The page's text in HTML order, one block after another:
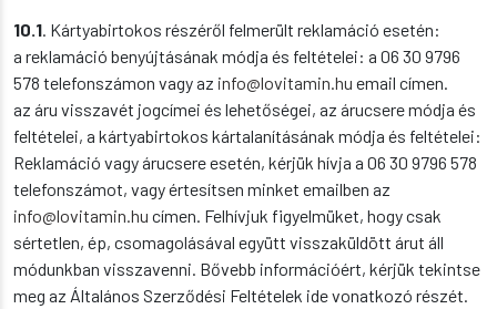
10.1. Kártyabirtokos részéről felmerült reklamáció esetén:
a reklamáció benyújtásának módja és feltételei: a 06 30 9796
578 telefonszámon vagy az info@lovitamin.hu email címen.
az áru visszavét jogcímei és lehetőségei, az árucsere módja és
feltételei, a kártyabirtokos kártalanításának módja és feltételei:
Reklamáció vagy árucsere esetén, kérjük hívja a 06 30 9796 578
telefonszámot, vagy értesítsen minket emailben az
info@lovitamin.hu címen. Felhívjuk figyelmüket, hogy csak
sértetlen, ép, csomagolásával együtt visszaküldött árut áll
módunkban visszavenni. Bővebb információért, kérjük tekintse
meg az Általános Szerződési Feltételek ide vonatkozó részét.